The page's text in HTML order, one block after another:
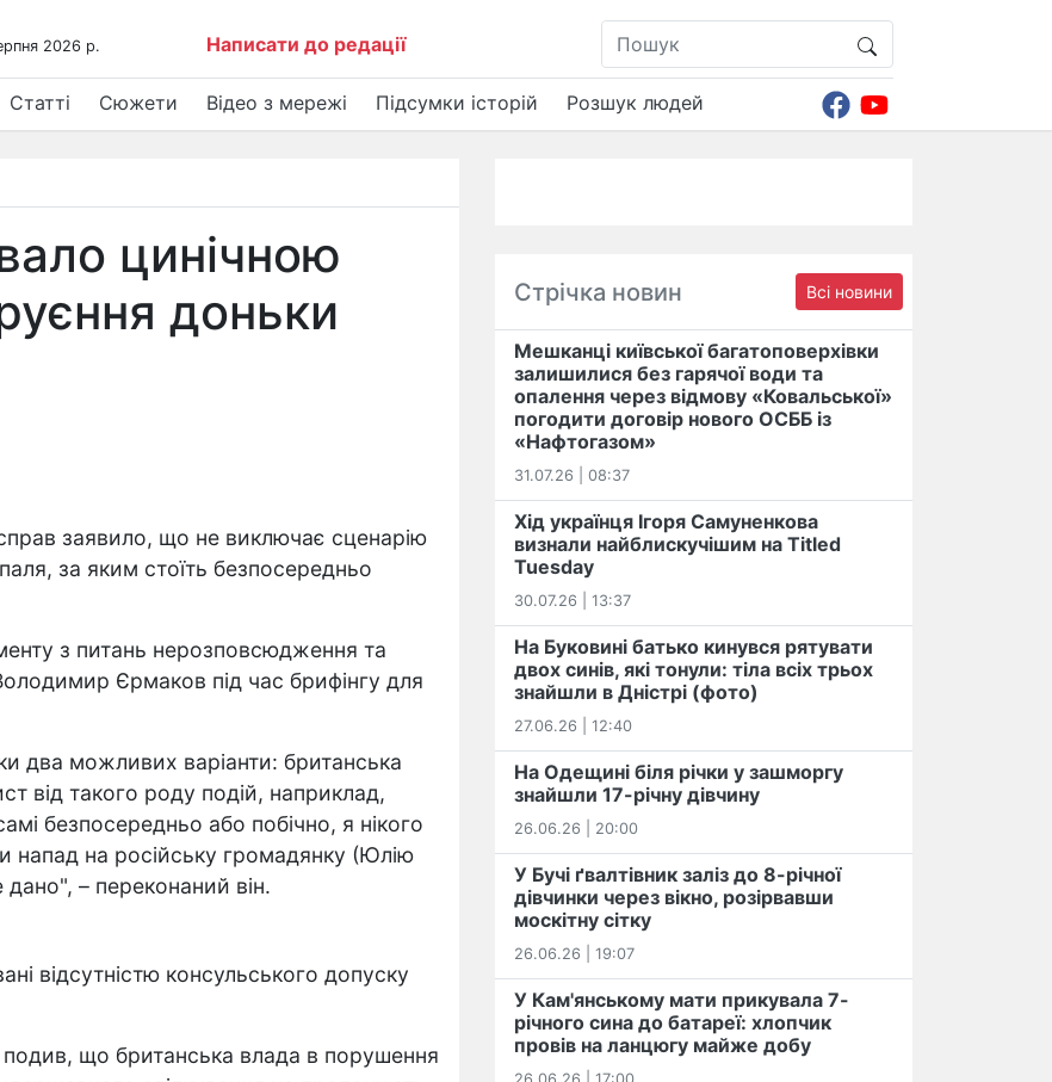
2026 р. Написати до редації
Статті Сюжети Відео з мережі Підсумки історій Розшук людей
цинічною
доньки
заявило, що не виключає сценарію
за яким стоїть безпосередньо
з питань нерозповсюдження та
Єрмаков під час брифінгу для
два можливих варіанти: британська
від такого роду подій, наприклад,
безпосередньо або побічно, я нікого
напад на російську громадянку (Юлію
– переконаний він.
відсутністю консульського допуску
що британська влада в порушення
Стрічка новин Всі новини
Мешканці київської багатоповерхівки
залишилися без гарячої води та
опалення через відмову «Ковальської»
погодити договір нового ОСББ із
«Нафтогазом»
31.07.26 | 08:37
Хід українця Ігоря Самуненкова
визнали найблискучішим на Titled
Tuesday
30.07.26 | 13:37
На Буковині батько кинувся рятувати
двох синів, які тонули: тіла всіх трьох
знайшли в Дністрі (фото)
27.06.26 | 12:40
На Одещині біля річки у зашморгу
знайшли 17-річну дівчину
26.06.26 | 20:00
У Бучі ґвалтівник заліз до 8-річної
дівчинки через вікно, розірвавши
москітну сітку
26.06.26 | 19:07
У Кам'янському мати прикувала 7-
річного сина до батареї: хлопчик
провів на ланцюгу майже добу